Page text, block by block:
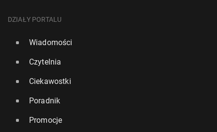
DZIAŁY PORTALU
Wiadomości
Czytelnia
Ciekawostki
Poradnik
Promocje